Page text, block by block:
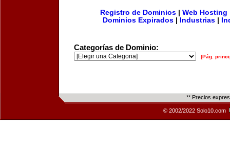
Registro de Dominios| Web Hosting
Dominios Expirados
Industrias
Categorías de Dominio:
[Pág.
** Precios
© 2002/2022 Solo10.com